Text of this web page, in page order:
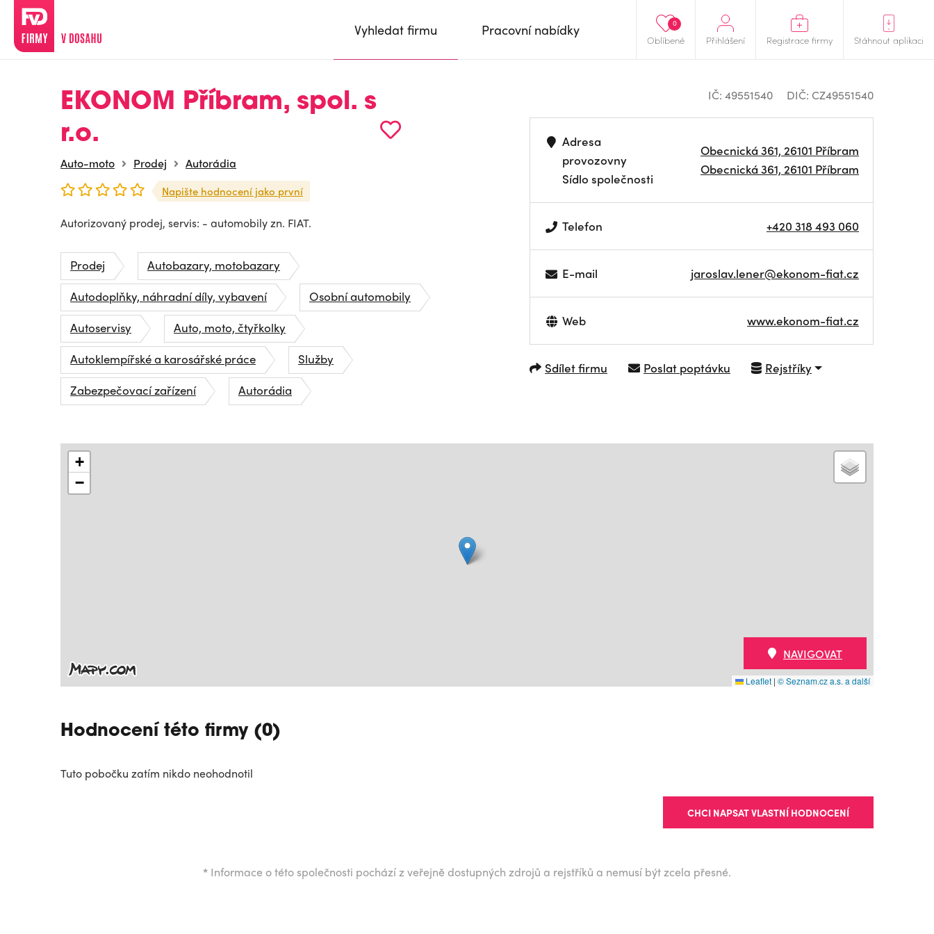
Oblíbené
0
Přihlášení Registrace firmy Stáhnout aplikaci
Vyhledat firmu Pracovní nabídky
EKONOM Příbram, spol. s
r.o.
Auto-moto Prodej Autorádia
Napište hodnocení jako první
Autorizovaný prodej, servis: - automobily zn. FIAT.
Prodej
Autobazary, motobazary
Autodoplňky, náhradní díly, vybavení
Osobní automobily
Autoservisy
Auto, moto, čtyřkolky
Autoklempířské a karosářské práce
Služby
Zabezpečovací zařízení
Autorádia
IČ: 49551540 DIČ: CZ49551540
Adresa
provozovny
Sídlo společnosti
Obecnická 361, 26101 Příbram
Obecnická 361, 26101 Příbram
Telefon +420 318 493 060
E-mail jaroslav.lener@ekonom-fiat.cz
Web www.ekonom-fiat.cz
Sdílet firmu Poslat poptávku Rejstříky
+
−
Leaflet | © Seznam.cz a.s. a další
NAVIGOVAT
Hodnocení této firmy (0)
Tuto pobočku zatím nikdo neohodnotil
CHCI NAPSAT VLASTNÍ HODNOCENÍ
* Informace o této společnosti pochází z veřejně dostupných zdrojů a rejstříků a nemusí být zcela přesné.